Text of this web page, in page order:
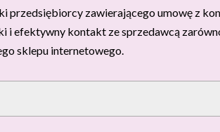
zawierającego umowę z
i efektywny kontakt ze sprzedawcą
sklepu internetowego.